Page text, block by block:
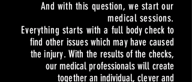
And with this question, we start our
medical sessions.
Everything starts with a full body check to
find other issues which may have caused
the injury. With the results of the checks,
our medical professionals will create
together anindividual, clever and